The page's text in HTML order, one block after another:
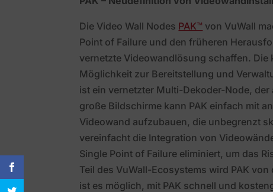
Die Video Wall Nodes PAK™ von VuWall
Point of Failure und den früheren
vernetzte Videowandlösung schaffen.
Möglichkeit zur Bereitstellung und
ist ein vernetzter Multi-Dekoder-Node,
große Bildschirme kann PAK einfach mit
Videowand aufzubauen, die unbegrenzt
vereinfacht die Integration von
Single Point of Failure eliminiert, um das
Teil des VuWall-Ecosystems wird PAK
ist es möglich, mit PAK schnell und